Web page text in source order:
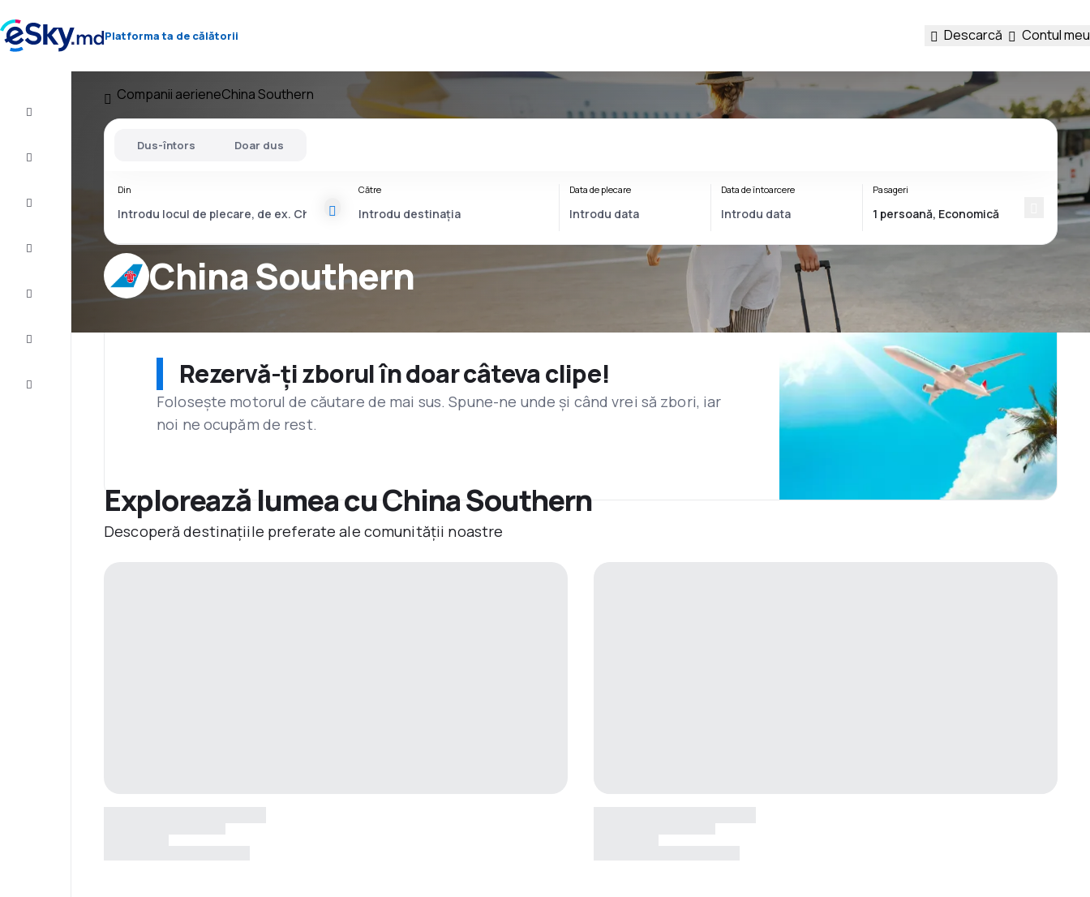
Platforma ta de călătorii Descarcă Contul meu
Inspiraţie şi
Companii aerieneChina Southern
China Southern
Dus-întors Doar dus
Din Către Data de plecare Data de întoarcere Pasageri
Rezervă-ți zborul în doar câteva clipe!
Folosește motorul de căutare de mai sus. Spune-ne unde și când vrei să zbori, iar
noi ne ocupăm de rest.
Explorează lumea cu China Southern
Descoperă destinațiile preferate ale comunității noastre